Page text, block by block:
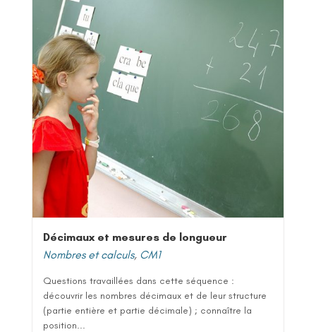
Décimaux et mesures de longueur
Nombres et calculs, CM1
Questions travaillées dans cette séquence :
découvrir les nombres décimaux et de leur structure
(partie entière et partie décimale) ; connaître la
position...